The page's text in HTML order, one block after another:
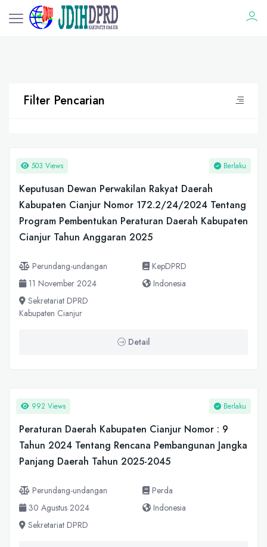
Filter Pencarian
503 Views Berlaku
Keputusan Dewan Perwakilan Rakyat Daerah
Kabupaten Cianjur Nomor 172.2/24/2024 Tentang
Program Pembentukan Peraturan Daerah Kabupaten
Cianjur Tahun Anggaran 2025
Perundang-undangan
KepDPRD
11 November 2024
Indonesia
Sekretariat DPRD
Kabupaten Cianjur
Detail
992 Views Berlaku
Peraturan Daerah Kabupaten Cianjur Nomor : 9
Tahun 2024 Tentang Rencana Pembangunan Jangka
Panjang Daerah Tahun 2025-2045
Perundang-undangan
Perda
30 Agustus 2024
Indonesia
Sekretariat DPRD